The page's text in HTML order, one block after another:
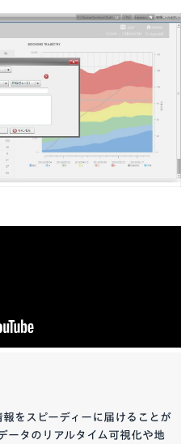
をスピーディーに届けることが
ータのリアルタイム可視化や地